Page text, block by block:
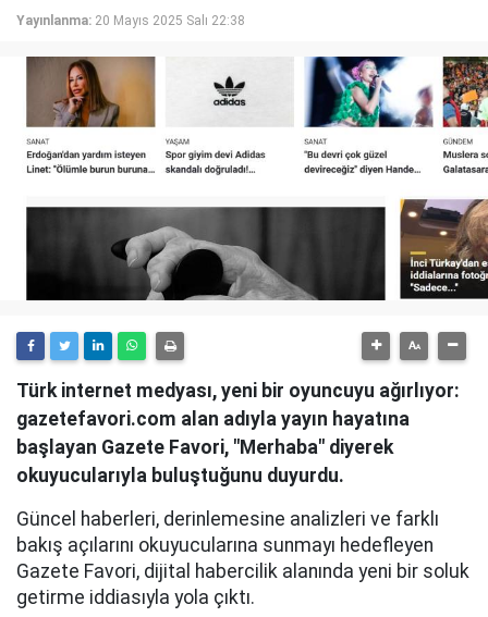
Yayınlanma: 20 Mayıs 2025 Salı 22:38
Türk internet medyası, yeni bir oyuncuyu ağırlıyor:
gazetefavori.com alan adıyla yayın hayatına
başlayan Gazete Favori, "Merhaba" diyerek
okuyucularıyla buluştuğunu duyurdu.
Güncel haberleri, derinlemesine analizleri ve farklı
bakış açılarını okuyucularına sunmayı hedefleyen
Gazete Favori, dijital habercilik alanında yeni bir soluk
getirme iddiasıyla yola çıktı.